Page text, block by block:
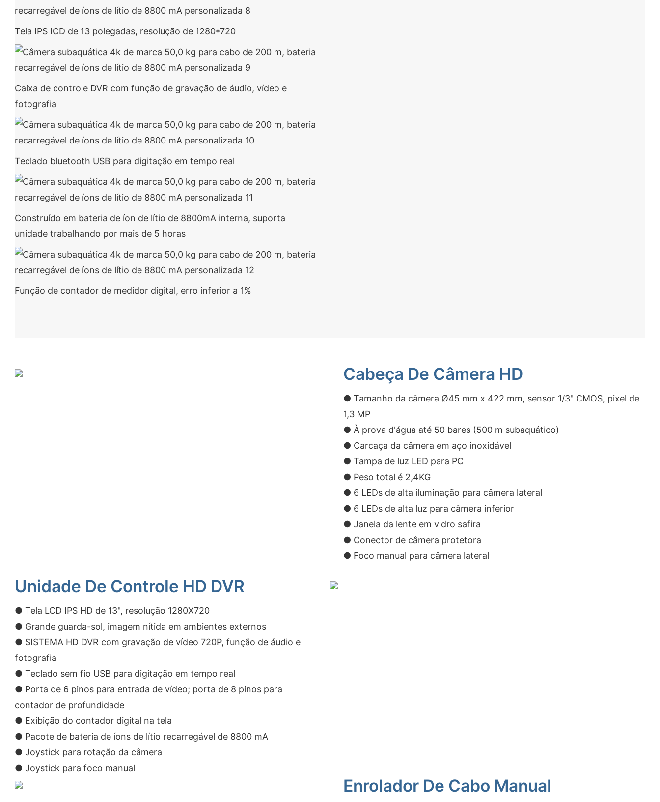
Tela IPS ICD de 13 polegadas, resolução de 1280*720
Caixa de controle DVR com função de gravação de áudio, vídeo e
fotografia
Teclado bluetooth USB para digitação em tempo real
Construído em bateria de íon de lítio de 8800mA interna, suporta
unidade trabalhando por mais de 5 horas
Função de contador de medidor digital, erro inferior a 1%
Cabeça De Câmera HD
● Tamanho da câmera Ø45 mm x 422 mm, sensor 1/3" CMOS, pixel de
1,3 MP
● À prova d'água até 50 bares (500 m subaquático)
● Carcaça da câmera em aço inoxidável
● Tampa de luz LED para PC
● Peso total é 2,4KG
● 6 LEDs de alta iluminação para câmera lateral
● 6 LEDs de alta luz para câmera inferior
● Janela da lente em vidro safira
● Conector de câmera protetora
● Foco manual para câmera lateral
Unidade De Controle HD DVR
● Tela LCD IPS HD de 13", resolução 1280X720
● Grande guarda-sol, imagem nítida em ambientes externos
● SISTEMA HD DVR com gravação de vídeo 720P, função de áudio e
fotografia
● Teclado sem fio USB para digitação em tempo real
● Porta de 6 pinos para entrada de vídeo; porta de 8 pinos para
contador de profundidade
● Exibição do contador digital na tela
● Pacote de bateria de íons de lítio recarregável de 8800 mA
● Joystick para rotação da câmera
● Joystick para foco manual
Enrolador De Cabo Manual